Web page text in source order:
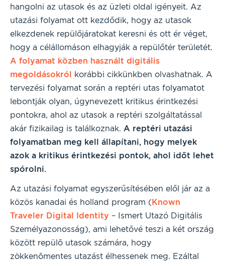
hangolni az utasok és az üzleti oldal igényeit. Az
utazási folyamat ott kezdődik, hogy az utasok
elkezdenek repülőjáratokat keresni és ott ér véget,
hogy a célállomáson elhagyják a repülőtér területét.
A folyamat közben használt digitális
megoldásokról korábbi cikkünkben olvashatnak. A
tervezési folyamat során a reptéri utas folyamatot
lebontják olyan, úgynevezett kritikus érintkezési
pontokra, ahol az utasok a reptéri szolgáltatással
akár fizikailag is találkoznak. A reptéri utazási
folyamatban meg kell állapítani, hogy melyek
azok a kritikus érintkezési pontok, ahol időt lehet
spórolni.
Az utazási folyamat egyszerűsítésében elől jár az a
közös kanadai és holland program (Known
Traveler Digital Identity – Ismert Utazó Digitális
Személyazonosság), ami lehetővé teszi a két ország
között repülõ utasok számára, hogy
zökkenõmentes utazást élhessenek meg. Ezáltal